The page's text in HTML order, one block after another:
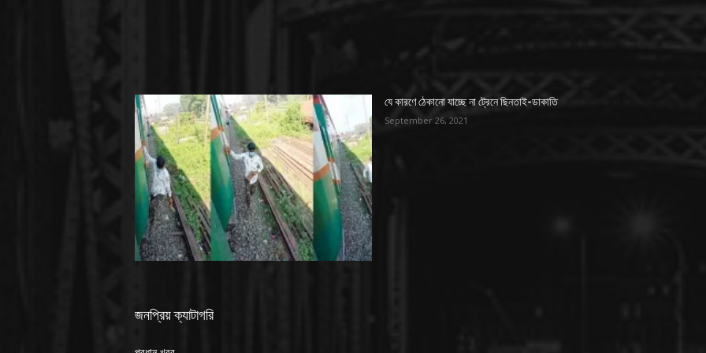
যে কারণে ঠেকানো যাচ্ছে না ট্রেনে ছিনতাই-ডাকাতি
September 26, 2021
জনপ্রিয় ক্যাটাগরি